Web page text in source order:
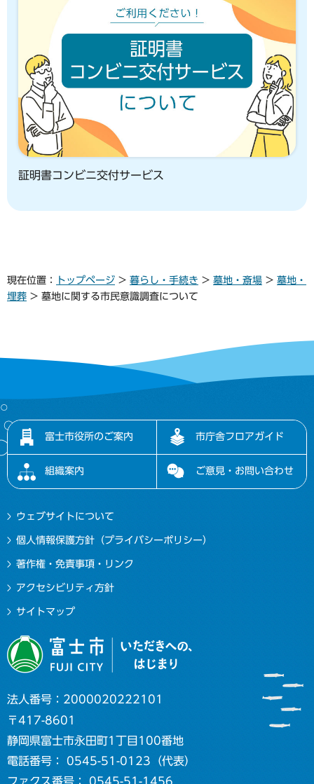
証明書コンビニ交付サービス
現在位置： トップページ > 暮らし・手続き > 墓地・斎場 > 墓地・
埋葬 > 墓地に関する市民意識調査について
富士市役所のご案内 市庁舎フロアガイド
組織案内 ご意見・お問い合わせ
ウェブサイトについて
個人情報保護方針（プライバシーポリシー）
著作権・免責事項・リンク
アクセシビリティ方針
サイトマップ
法人番号：2000020222101
〒417-8601
静岡県富士市永田町1丁目100番地
電話番号： 0545-51-0123（代表）
ファクス番号： 0545-51-1456